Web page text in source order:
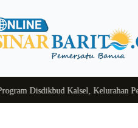
Kalsel, Kelurahan